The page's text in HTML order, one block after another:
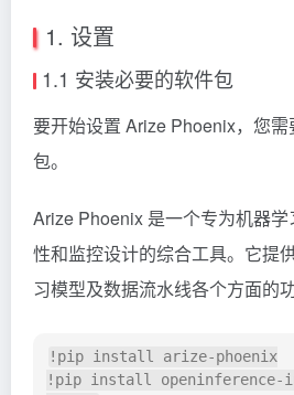
1. 设置
1.1 安装必要的软件包
要开始设置 Arize Phoenix，您
包。
Arize Phoenix 是一个专为机器
性和监控设计的综合工具。它提
习模型及数据流水线各个方面的功
!pip install arize-phoenix
!pip install openinference-